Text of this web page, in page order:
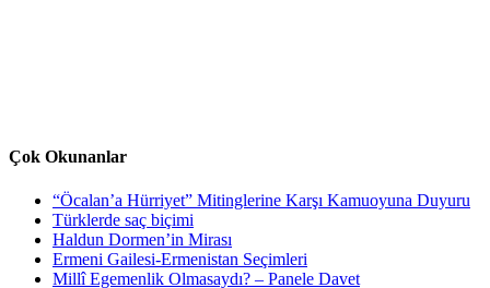
Çok Okunanlar
“Öcalan’a Hürriyet” Mitinglerine Karşı Kamuoyuna Duyuru
Türklerde saç biçimi
Haldun Dormen’in Mirası
Ermeni Gailesi-Ermenistan Seçimleri
Millî Egemenlik Olmasaydı? – Panele Davet